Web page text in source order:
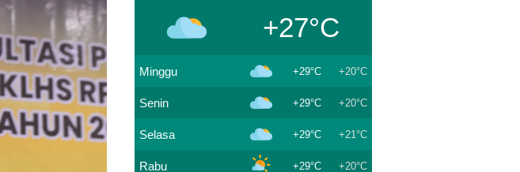
+27°C
Minggu +29°C +20°C
Senin +29°C +20°C
Selasa +29°C +21°C
Rabu +29°C +20°C